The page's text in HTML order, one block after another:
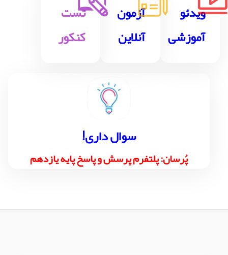
ویدئو
آموزشی
آزمون
آنلاین
تست
کنکور
!سوال داری
پُرسان: پلتفرم پرسش و پاسخ پایه یازدهم